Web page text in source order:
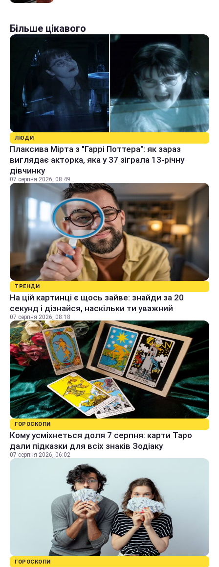
Більше цікавого
ЛЮДИ
Плаксива Мірта з "Гаррі Поттера": як зараз
виглядає акторка, яка у 37 зіграла 13-річну
дівчинку
07 серпня 2026, 08:49
ТРЕНДИ
На цій картинці є щось зайве: знайди за 20
секунд і дізнайся, наскільки ти уважний
07 серпня 2026, 08:18
ГОРОСКОПИ
Кому усміхнеться доля 7 серпня: карти Таро
дали підказки для всіх знаків Зодіаку
07 серпня 2026, 06:02
ГОРОСКОПИ